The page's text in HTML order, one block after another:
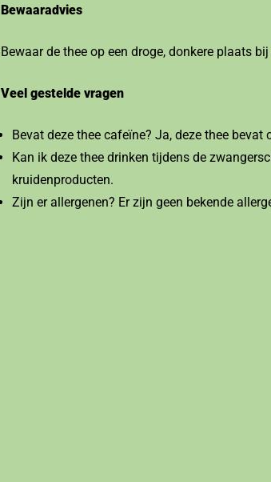
Bewaaradvies
Bewaar de thee op een droge, donkere plaats
Veel gestelde vragen
Bevat deze thee cafeïne? Ja, deze thee bevat
Kan ik deze thee drinken tijdens de
kruidenproducten.
Zijn er allergenen? Er zijn geen bekende